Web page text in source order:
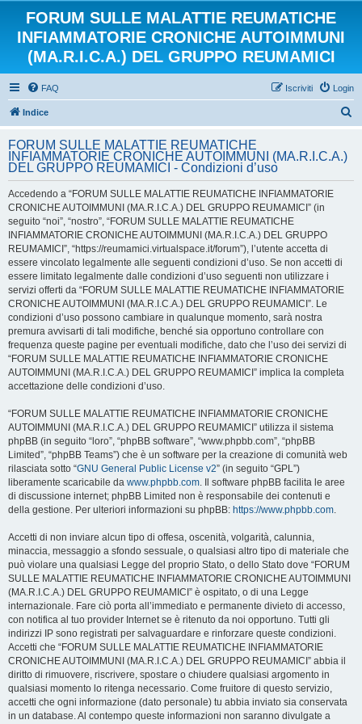
FORUM SULLE MALATTIE REUMATICHE
INFIAMMATORIE CRONICHE AUTOIMMUNI
(MA.R.I.C.A.) DEL GRUPPO REUMAMICI
FAQ Login
Iscriviti
Indice
FORUM SULLE MALATTIE REUMATICHE
INFIAMMATORIE CRONICHE AUTOIMMUNI (MA.R.I.C.A.)
DEL GRUPPO REUMAMICI - Condizioni d’uso
Accedendo a “FORUM SULLE MALATTIE REUMATICHE INFIAMMATORIE
CRONICHE AUTOIMMUNI (MA.R.I.C.A.) DEL GRUPPO REUMAMICI” (in
seguito “noi”, “nostro”, “FORUM SULLE MALATTIE REUMATICHE
INFIAMMATORIE CRONICHE AUTOIMMUNI (MA.R.I.C.A.) DEL GRUPPO
REUMAMICI”, “https://reumamici.virtualspace.it/forum”), l’utente accetta di
essere vincolato legalmente alle seguenti condizioni d’uso. Se non accetti di
essere limitato legalmente dalle condizioni d’uso seguenti non utilizzare i
servizi offerti da “FORUM SULLE MALATTIE REUMATICHE INFIAMMATORIE
CRONICHE AUTOIMMUNI (MA.R.I.C.A.) DEL GRUPPO REUMAMICI”. Le
condizioni d’uso possono cambiare in qualunque momento, sarà nostra
premura avvisarti di tali modifiche, benché sia opportuno controllare con
frequenza queste pagine per eventuali modifiche, dato che l’uso dei servizi di
“FORUM SULLE MALATTIE REUMATICHE INFIAMMATORIE CRONICHE
AUTOIMMUNI (MA.R.I.C.A.) DEL GRUPPO REUMAMICI” implica la completa
accettazione delle condizioni d’uso.
“FORUM SULLE MALATTIE REUMATICHE INFIAMMATORIE CRONICHE
AUTOIMMUNI (MA.R.I.C.A.) DEL GRUPPO REUMAMICI” utilizza il sistema
phpBB (in seguito “loro”, “phpBB software”, “www.phpbb.com”, “phpBB
Limited”, “phpBB Teams”) che è un software per la creazione di comunità web
rilasciata sotto “GNU General Public License v2” (in seguito “GPL”)
liberamente scaricabile da www.phpbb.com. Il software phpBB facilita le aree
di discussione internet; phpBB Limited non è responsabile dei contenuti e
della gestione. Per ulteriori informazioni su phpBB: https://www.phpbb.com.
Accetti di non inviare alcun tipo di offesa, oscenità, volgarità, calunnia,
minaccia, messaggio a sfondo sessuale, o qualsiasi altro tipo di materiale che
può violare una qualsiasi Legge del proprio Stato, o dello Stato dove “FORUM
SULLE MALATTIE REUMATICHE INFIAMMATORIE CRONICHE AUTOIMMUNI
(MA.R.I.C.A.) DEL GRUPPO REUMAMICI” è ospitato, o di una Legge
internazionale. Fare ciò porta all’immediato e permanente divieto di accesso,
con notifica al tuo provider Internet se è ritenuto da noi opportuno. Tutti gli
indirizzi IP sono registrati per salvaguardare e rinforzare queste condizioni.
Accetti che “FORUM SULLE MALATTIE REUMATICHE INFIAMMATORIE
CRONICHE AUTOIMMUNI (MA.R.I.C.A.) DEL GRUPPO REUMAMICI” abbia il
diritto di rimuovere, riscrivere, spostare o chiudere qualsiasi argomento in
qualsiasi momento lo ritenga necessario. Come fruitore di questo servizio,
accetti che ogni informazione (dato personale) tu abbia inviato sia conservata
in un database. Al contempo queste informazioni non saranno divulgate a